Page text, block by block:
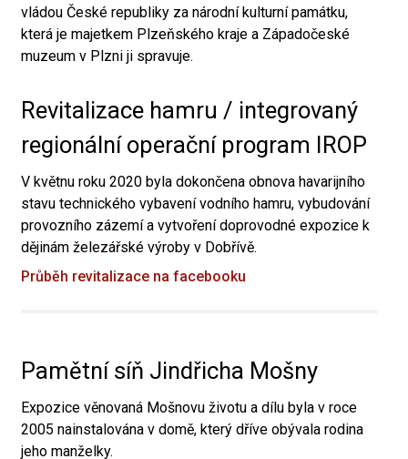
vládou České republiky za národní kulturní památku,
která je majetkem Plzeňského kraje a Západočeské
muzeum v Plzni ji spravuje.
Revitalizace hamru / integrovaný
regionální operační program IROP
V květnu roku 2020 byla dokončena obnova havarijního
stavu technického vybavení vodního hamru, vybudování
provozního zázemí a vytvoření doprovodné expozice k
dějinám železářské výroby v Dobřívě.
Průběh revitalizace na facebooku
Pamětní síň Jindřicha Mošny
Expozice věnovaná Mošnovu životu a dílu byla v roce
2005 nainstalována v domě, který dříve obývala rodina
jeho manželky.